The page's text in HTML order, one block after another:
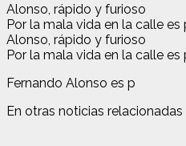
Alonso, rápido y furioso
Por la mala vida en la calle es
Alonso, rápido y furioso
Por la mala vida en la calle es
Fernando Alonso es p
En otras noticias relacionadas